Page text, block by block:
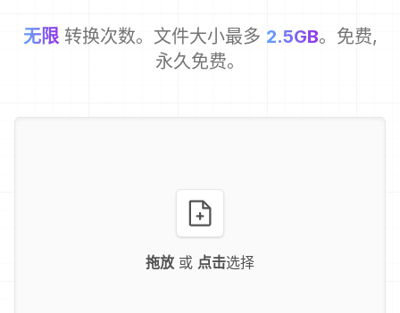
无限 转换次数。文件大小最多 2.5GB。免费,
永久免费。
拖放 或 点击选择